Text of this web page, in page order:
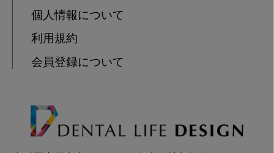
個人情報について
利用規約
会員登録について